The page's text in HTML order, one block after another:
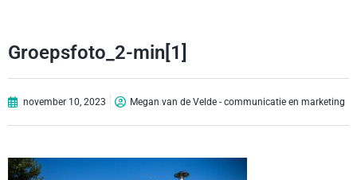
Groepsfoto_2-min[1]
november 10, 2023 Megan van de Velde - communicatie en marketing